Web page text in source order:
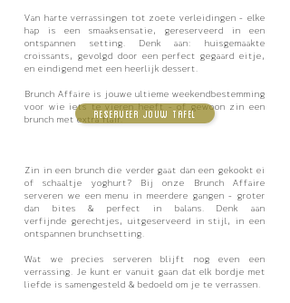
Van harte verrassingen tot zoete verleidingen - elke
hap is een smaaksensatie, gereserveerd in een
ontspannen setting. Denk aan: huisgemaakte
croissants, gevolgd door een perfect gegaard eitje,
en eindigend met een heerlijk dessert.
Brunch Affaire is jouwe ultieme weekendbestemming
voor wie iets te vieren heeft - of gewoon zin een
brunch met extra flair.
Zin in een brunch die verder gaat dan een gekookt ei
of schaaltje yoghurt? Bij onze Brunch Affaire
serveren we een menu
in meerdere gangen - groter
dan bites & perfect in balans. Denk aan
verfijnde gerechtjes, uitgeserveerd in stijl, in een
ontspannen brunchsetting.
Wat we precies serveren blijft nog even een
verrassing. Je kunt er vanuit gaan dat elk bordje met
liefde is samengesteld & bedoeld om je te verrassen.
RESERVEER JOUW TAFEL